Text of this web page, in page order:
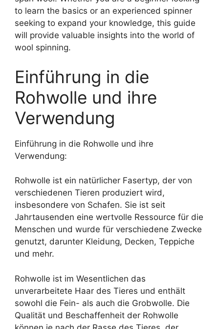
to learn the basics or an experienced spinner
seeking to expand your knowledge, this guide
will provide valuable insights into the world of
wool spinning.
Einführung in die
Rohwolle und ihre
Verwendung
Einführung in die Rohwolle und ihre
Verwendung:
Rohwolle ist ein natürlicher Fasertyp, der von
verschiedenen Tieren produziert wird,
insbesondere von Schafen. Sie ist seit
Jahrtausenden eine wertvolle Ressource für die
Menschen und wurde für verschiedene Zwecke
genutzt, darunter Kleidung, Decken, Teppiche
und mehr.
Rohwolle ist im Wesentlichen das
unverarbeitete Haar des Tieres und enthält
sowohl die Fein- als auch die Grobwolle. Die
Qualität und Beschaffenheit der Rohwolle